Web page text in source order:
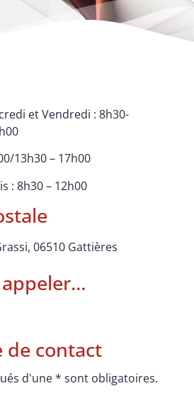
et Vendredi : 8h30-
13h30 – 17h00
: 8h30 – 12h00
06510 Gattières
de contact
d'une * sont obligatoires.